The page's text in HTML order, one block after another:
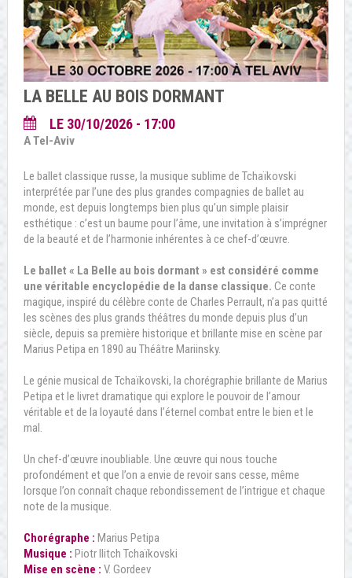
LA BELLE AU BOIS DORMANT
LE 30/10/2026 - 17:00
A Tel-Aviv
Le ballet classique russe, la musique sublime de Tchaïkovski
interprétée par l’une des plus grandes compagnies de ballet au
monde, est depuis longtemps bien plus qu’un simple plaisir
esthétique : c’est un baume pour l’âme, une invitation à s’imprégner
de la beauté et de l’harmonie inhérentes à ce chef-d’œuvre.
Le ballet « La Belle au bois dormant » est considéré comme
une véritable encyclopédie de la danse classique. Ce conte
magique, inspiré du célèbre conte de Charles Perrault, n’a pas quitté
les scènes des plus grands théâtres du monde depuis plus d’un
siècle, depuis sa première historique et brillante mise en scène par
Marius Petipa en 1890 au Théâtre Mariinsky.
Le génie musical de Tchaïkovski, la chorégraphie brillante de Marius
Petipa et le livret dramatique qui explore le pouvoir de l’amour
véritable et de la loyauté dans l’éternel combat entre le bien et le
mal.
Un chef-d’œuvre inoubliable. Une œuvre qui nous touche
profondément et que l’on a envie de revoir sans cesse, même
lorsque l’on connaît chaque rebondissement de l’intrigue et chaque
note de la musique.
Chorégraphe : Marius Petipa
Musique : Piotr Ilitch Tchaïkovski
Mise en scène : V. Gordeev